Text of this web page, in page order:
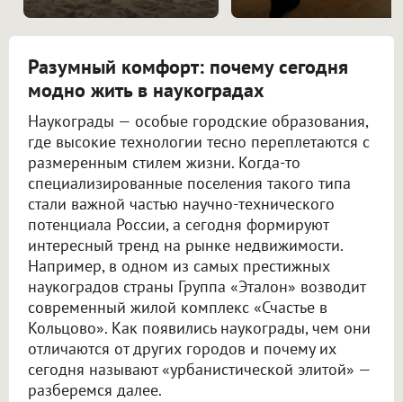
Разумный комфорт: почему сегодня
модно жить в наукоградах
Наукограды — особые городские образования,
где высокие технологии тесно переплетаются с
размеренным стилем жизни. Когда-то
специализированные поселения такого типа
стали важной частью научно-технического
потенциала России, а сегодня формируют
интересный тренд на рынке недвижимости.
Например, в одном из самых престижных
наукоградов страны Группа «Эталон» возводит
современный жилой комплекс «Счастье в
Кольцово». Как появились наукограды, чем они
отличаются от других городов и почему их
сегодня называют «урбанистической элитой» —
разберемся далее.